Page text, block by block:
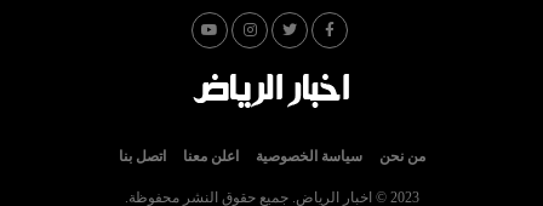
من نحن سياسة الخصوصية اعلن معنا اتصل بنا
2023 © اخبار الرياض. جميع حقوق النشر محفوظة.